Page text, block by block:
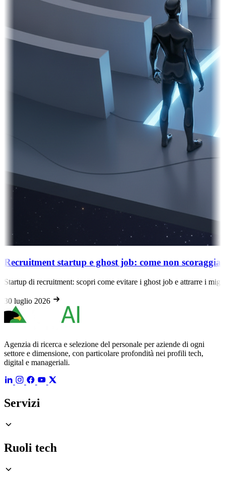
startup e ghost job: come non scoraggiare i dev
scopri come evitare i ghost job e attrarre i migliori dev front-
Agenzia di ricerca e selezione del personale per aziende di ogni
settore e dimensione, con particolare profondità nei profili tech,
digital e manageriali.
Servizi
Ruoli tech